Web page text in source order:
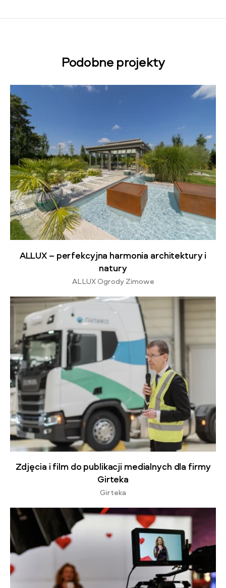
Podobne projekty
ALLUX – perfekcyjna harmonia architektury i
natury
ALLUX Ogrody Zimowe
Zdjęcia i film do publikacji medialnych dla firmy
Girteka
Girteka